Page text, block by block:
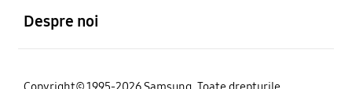
Despre noi